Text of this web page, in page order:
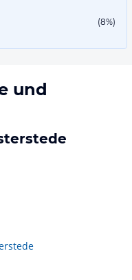
(8%)
und